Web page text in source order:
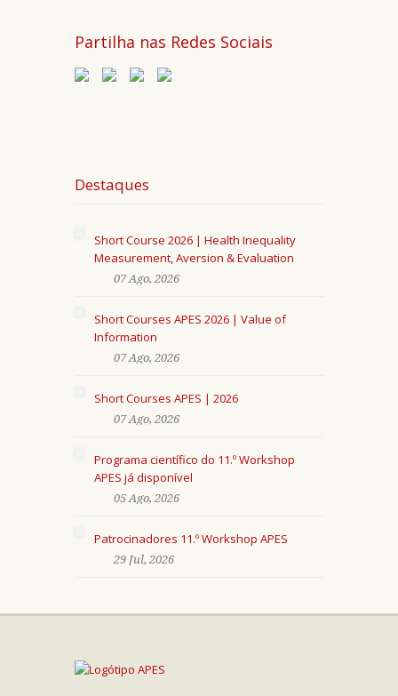
Partilha nas Redes Sociais
Destaques
Short Course 2026 | Health Inequality
Measurement, Aversion & Evaluation
07 Ago, 2026
Short Courses APES 2026 | Value of
Information
07 Ago, 2026
Short Courses APES | 2026
07 Ago, 2026
Programa científico do 11.º Workshop
APES já disponível
05 Ago, 2026
Patrocinadores 11.º Workshop APES
29 Jul, 2026